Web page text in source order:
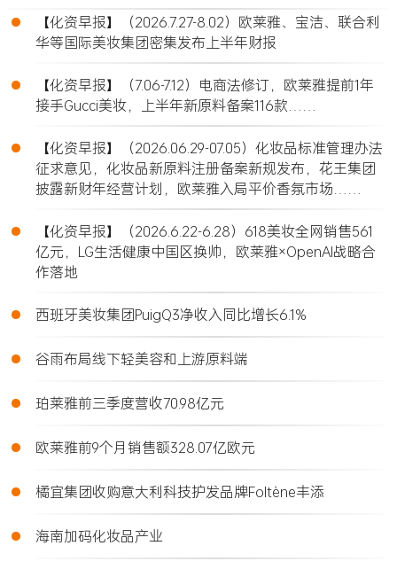
•
【化资早报】（2026.7.27-8.02）欧莱雅、宝洁、联合利
华等国际美妆集团密集发布上半年财报
•
【化资早报】（7.06-7.12）电商法修订，欧莱雅提前1年
接手Gucci美妆，上半年新原料备案116款……
•
【化资早报】（2026.06.29-07.05）化妆品标准管理办法
征求意见，化妆品新原料注册备案新规发布，花王集团
披露新财年经营计划，欧莱雅入局平价香氛市场……
•
【化资早报】（2026.6.22-6.28）618美妆全网销售561
亿元，LG生活健康中国区换帅，欧莱雅×OpenAI战略合
作落地
• 西班牙美妆集团PuigQ3净收入同比增长6.1%
• 谷雨布局线下轻美容和上游原料端
• 珀莱雅前三季度营收70.98亿元
• 欧莱雅前9个月销售额328.07亿欧元
• 橘宜集团收购意大利科技护发品牌Foltène丰添
• 海南加码化妆品产业